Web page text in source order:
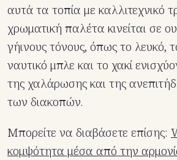
αυτά τα τοπία με καλλιτεχνικό
χρωματική παλέτα κινείται σε
γήινους τόνους, όπως το λευκό,
ναυτικό μπλε και το χακί
της χαλάρωσης και της
των διακοπών.
Μπορείτε να διαβάσετε επίσης:
κομψότητα μέσα από την